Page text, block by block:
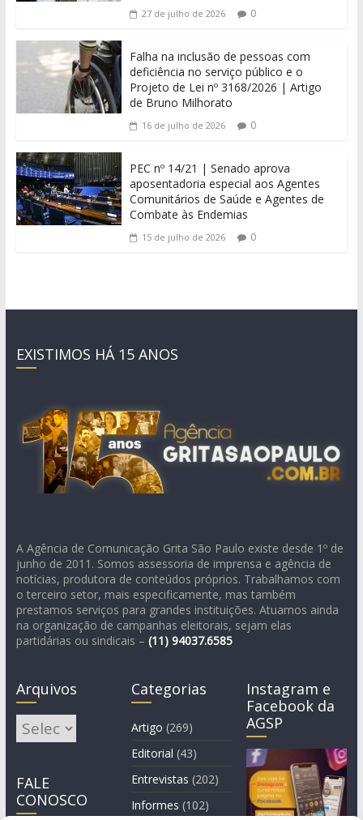
27 de julho de 2026 0
Falha na inclusão de pessoas com
deficiência no serviço público e o
Projeto de Lei nº 3168/2026 | Artigo
de Bruno Milhorato
16 de julho de 2026 0
PEC nº 14/21 | Senado aprova
aposentadoria especial aos Agentes
Comunitários de Saúde e Agentes de
Combate às Endemias
15 de julho de 2026 0
EXISTIMOS HÁ 15 ANOS
A Agência de Comunicação Grita São Paulo existe desde 1º de
junho de 2011. Somos assessoria de imprensa e agência de
notícias, produtora de conteúdos próprios. Trabalhamos com
o terceiro setor, mais especificamente, mas também
prestamos serviços para grandes instituições. Atuamos ainda
na organização de campanhas eleitorais, sejam elas
partidárias ou sindicais – (11) 94037.6585
Arquivos
Arquivos
FALE
CONOSCO
Categorias
Artigo (269)
Editorial (43)
Entrevistas (202)
Informes (102)
Instagram e
Facebook da
AGSP